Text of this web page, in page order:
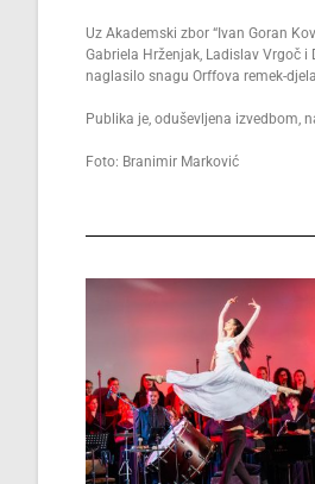
Uz Akademski zbor “Ivan Goran
Gabriela Hrženjak, Ladislav Vrgoč
naglasilo snagu Orffova remek-
Publika je, oduševljena izvedbom,
Foto: Branimir Marković